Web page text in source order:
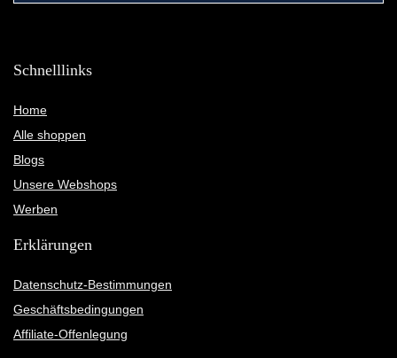
Schnelllinks
Home
Alle shoppen
Blogs
Unsere Webshops
Werben
Erklärungen
Datenschutz-Bestimmungen
Geschäftsbedingungen
Affiliate-Offenlegung